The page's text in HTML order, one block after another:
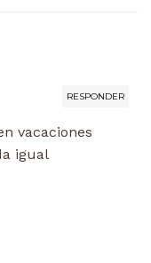
RESPONDER
vacaciones
igual